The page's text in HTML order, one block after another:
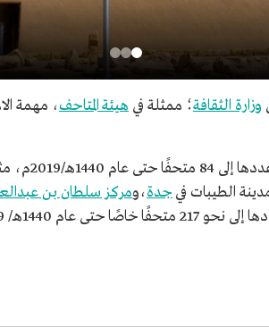
وزارة الثقافة؛ ممثلة في هيئة المتاحف، مهمة
2019م، مثل
الطيبات في جدة،ومركز سلطان بن
1440هـ/ 2019م.